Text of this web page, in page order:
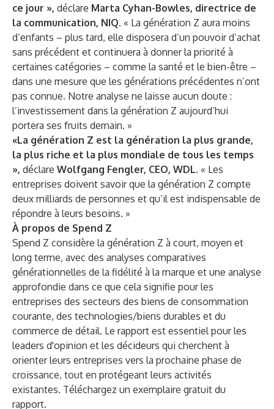
ce jour », déclare Marta Cyhan-Bowles, directrice de
la communication, NIQ. « La génération Z aura moins
d’enfants – plus tard, elle disposera d’un pouvoir d’achat
sans précédent et continuera à donner la priorité à
certaines catégories – comme la santé et le bien-être –
dans une mesure que les générations précédentes n’ont
pas connue. Notre analyse ne laisse aucun doute :
l’investissement dans la génération Z aujourd’hui
portera ses fruits demain. »
«La génération Z est la génération la plus grande,
la plus riche et la plus mondiale de tous les temps
», déclare Wolfgang Fengler, CEO, WDL. « Les
entreprises doivent savoir que la génération Z compte
deux milliards de personnes et qu’il est indispensable de
répondre à leurs besoins. »
À propos de Spend Z
Spend Z considère la génération Z à court, moyen et
long terme, avec des analyses comparatives
générationnelles de la fidélité à la marque et une analyse
approfondie dans ce que cela signifie pour les
entreprises des secteurs des biens de consommation
courante, des technologies/biens durables et du
commerce de détail. Le rapport est essentiel pour les
leaders d'opinion et les décideurs qui cherchent à
orienter leurs entreprises vers la prochaine phase de
croissance, tout en protégeant leurs activités
existantes. Téléchargez un exemplaire gratuit du
rapport.